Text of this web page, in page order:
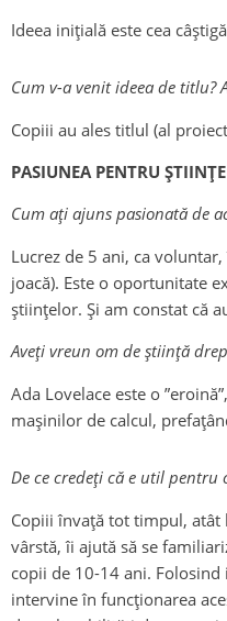
Ideea inițială este cea
Cum v-a venit ideea de titlu?
Copiii au ales titlul (al
PASIUNEA PENTRU ȘTIINȚE
Cum ați ajuns pasionată de
Lucrez de 5 ani, ca
joacă). Este o oportunitate
științelor. Și am constat că
Aveți vreun om de știință
Ada Lovelace este o
mașinilor de calcul,
De ce credeți că e util
Copiii învață tot timpul, atât
vârstă, îi ajută să se
copii de 10-14 ani.
intervine în funcționarea